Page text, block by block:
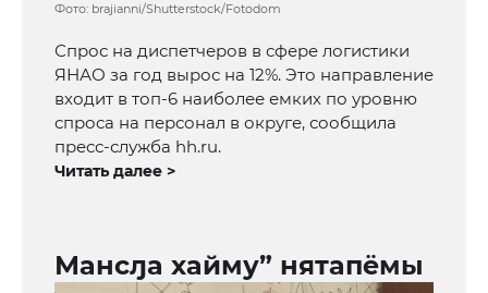
Фото: brajianni/Shutterstock/Fotodom
Спрос на диспетчеров в сфере логистики
ЯНАО за год вырос на 12%. Это направление
входит в топ-6 наиболее емких по уровню
спроса на персонал в округе, сообщила
пресс-служба hh.ru.
Читать далее >
Мансԓа хайму” нятапёмы